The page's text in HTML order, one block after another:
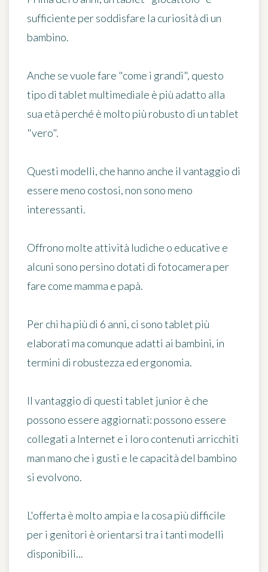
sufficiente per soddisfare la curiosità di un
bambino.
Anche se vuole fare "come i grandi", questo
tipo di tablet multimediale è più adatto alla
sua età perché è molto più robusto di un tablet
"vero".
Questi modelli, che hanno anche il vantaggio di
essere meno costosi, non sono meno
interessanti.
Offrono molte attività ludiche o educative e
alcuni sono persino dotati di fotocamera per
fare come mamma e papà.
Per chi ha più di 6 anni, ci sono tablet più
elaborati ma comunque adatti ai bambini, in
termini di robustezza ed ergonomia.
Il vantaggio di questi tablet junior è che
possono essere aggiornati: possono essere
collegati a Internet e i loro contenuti arricchiti
man mano che i gusti e le capacità del bambino
si evolvono.
L'offerta è molto ampia e la cosa più difficile
per i genitori è orientarsi tra i tanti modelli
disponibili...